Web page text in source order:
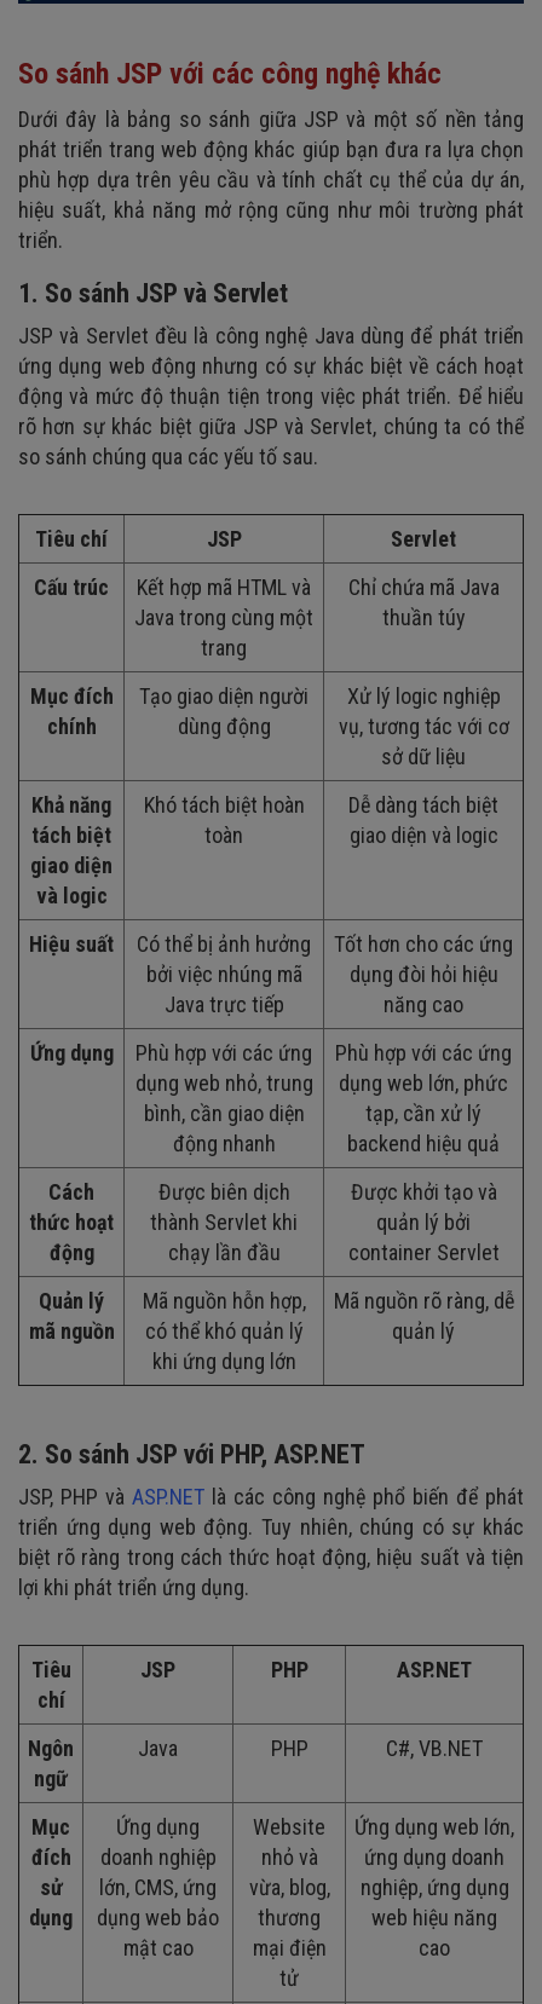
So sánh JSP với các công nghệ khác
Dưới đây là bảng so sánh giữa JSP và một số nền tảng
phát triển trang web động khác giúp bạn đưa ra lựa chọn
phù hợp dựa trên yêu cầu và tính chất cụ thể của dự án,
hiệu suất, khả năng mở rộng cũng như môi trường phát
triển.
1. So sánh JSP và Servlet
JSP và Servlet đều là công nghệ Java dùng để phát triển
ứng dụng web động nhưng có sự khác biệt về cách hoạt
động và mức độ thuận tiện trong việc phát triển. Để hiểu
rõ hơn sự khác biệt giữa JSP và Servlet, chúng ta có thể
so sánh chúng qua các yếu tố sau.
Tiêu chí JSP
Servlet
Cấu trúc
Kết hợp mã HTML và
Java trong cùng một
trang
Chỉ chứa mã Java
thuần túy
Mục đích
chính
Tạo giao diện người
dùng động
Xử lý logic nghiệp
vụ, tương tác với cơ
sở dữ liệu
Khả năng
tách biệt
giao diện
và logic
Khó tách biệt hoàn
toàn
Dễ dàng tách biệt
giao diện và logic
Hiệu suất
Có thể bị ảnh hưởng
bởi việc nhúng mã
Java trực tiếp
Tốt hơn cho các ứng
dụng đòi hỏi hiệu
năng cao
Ứng dụng
Phù hợp với các ứng
dụng web nhỏ, trung
bình, cần giao diện
động nhanh
Phù hợp với các ứng
dụng web lớn, phức
tạp, cần xử lý
backend hiệu quả
Cách
thức hoạt
động
Được biên dịch
thành Servlet khi
chạy lần đầu
Được khởi tạo và
quản lý bởi
container Servlet
Quản lý
mã nguồn
Mã nguồn hỗn hợp,
có thể khó quản lý
khi ứng dụng lớn
Mã nguồn rõ ràng, dễ
quản lý
2. So sánh JSP với PHP, ASP.NET
JSP, PHP và ASP.NET là các công nghệ phổ biến để phát
triển ứng dụng web động. Tuy nhiên, chúng có sự khác
biệt rõ ràng trong cách thức hoạt động, hiệu suất và tiện
lợi khi phát triển ứng dụng.
Tiêu
chí
JSP PHP ASP.NET
Ngôn
ngữ
Java PHP C#, VB.NET
Mục
đích
sử
dụng
Ứng dụng
doanh nghiệp
lớn, CMS, ứng
dụng web bảo
mật cao
Website
nhỏ và
vừa, blog,
thương
mại điện
tử
Ứng dụng web lớn,
ứng dụng doanh
nghiệp, ứng dụng
web hiệu năng
cao